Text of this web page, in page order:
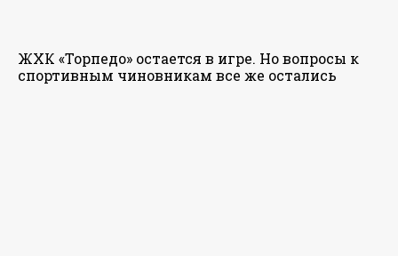
ЖХК «Торпедо» остается в игре. Но вопросы к
спортивным чиновникам все же остались